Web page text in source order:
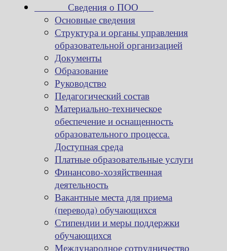
Сведения о ПОО
Основные сведения
Структура и органы управления
образовательной организацией
Документы
Образование
Руководство
Педагогический состав
Материально-техническое
обеспечение и оснащенность
образовательного процесса.
Доступная среда
Платные образовательные услуги
Финансово-хозяйственная
деятельность
Вакантные места для приема
(перевода) обучающихся
Стипендии и меры поддержки
обучающихся
Международное сотрудничество